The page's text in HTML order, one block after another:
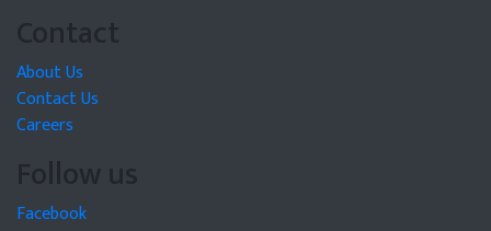
Contact
About Us
Contact Us
Careers
Follow us
Facebook